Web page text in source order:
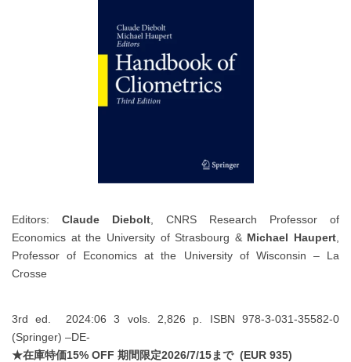
Editors: Claude Diebolt , CNRS Research Professor of
Economics at the University of Strasbourg & Michael Haupert
Professor of Economics at the University of Wisconsin – La
Crosse
3rd ed. 2024:06 3 vols. 2,826 p. ISBN 978-3-031-35582-0
(Springer) –DE-
★在庫特価15% OFF 期間限定2026/7/15まで (EUR 935)